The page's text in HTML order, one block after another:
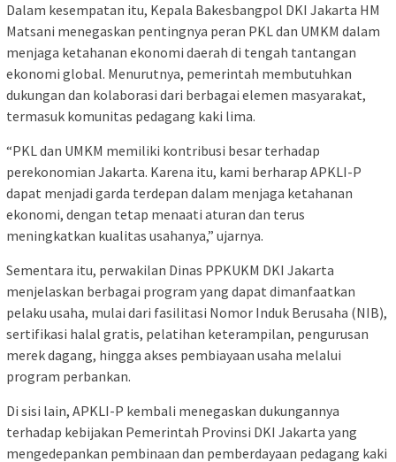
Dalam kesempatan itu, Kepala Bakesbangpol DKI Jakarta HM
Matsani menegaskan pentingnya peran PKL dan UMKM dalam
menjaga ketahanan ekonomi daerah di tengah tantangan
ekonomi global. Menurutnya, pemerintah membutuhkan
dukungan dan kolaborasi dari berbagai elemen masyarakat,
termasuk komunitas pedagang kaki lima.
“PKL dan UMKM memiliki kontribusi besar terhadap
perekonomian Jakarta. Karena itu, kami berharap APKLI-P
dapat menjadi garda terdepan dalam menjaga ketahanan
ekonomi, dengan tetap menaati aturan dan terus
meningkatkan kualitas usahanya,” ujarnya.
Sementara itu, perwakilan Dinas PPKUKM DKI Jakarta
menjelaskan berbagai program yang dapat dimanfaatkan
pelaku usaha, mulai dari fasilitasi Nomor Induk Berusaha (NIB),
sertifikasi halal gratis, pelatihan keterampilan, pengurusan
merek dagang, hingga akses pembiayaan usaha melalui
program perbankan.
Di sisi lain, APKLI-P kembali menegaskan dukungannya
terhadap kebijakan Pemerintah Provinsi DKI Jakarta yang
mengedepankan pembinaan dan pemberdayaan pedagang kaki